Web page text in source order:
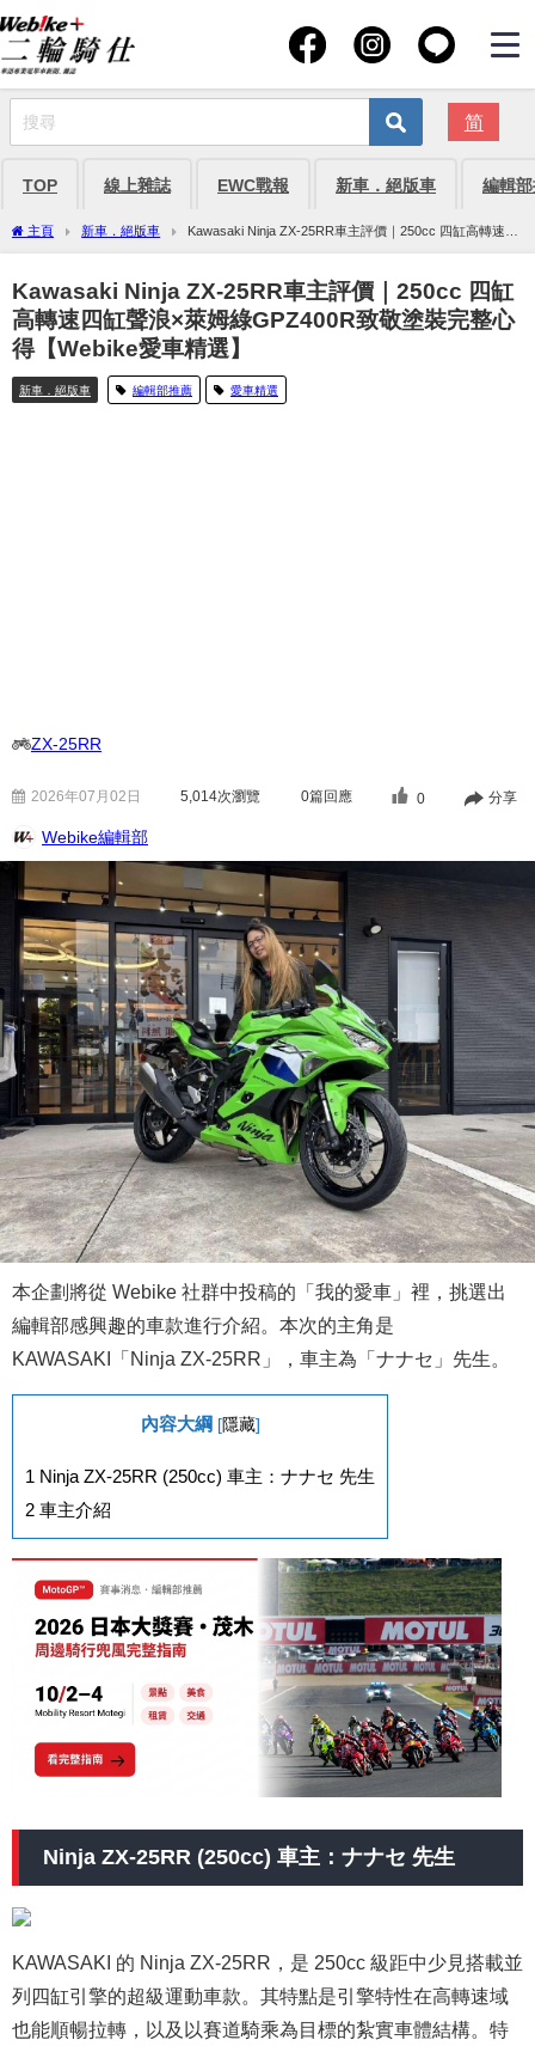
简
TOP 線上雜誌 EWC戰報 新車．絕版車 編輯
主頁 新車．絕版車
Kawasaki Ninja ZX-25RR車主評價｜250cc 四缸高轉速四
缸聲浪×萊姆綠GPZ400R致敬塗裝完整心得【Webike愛車精選】
Kawasaki Ninja ZX-25RR車主評價｜250cc 四缸
高轉速四缸聲浪×萊姆綠GPZ400R致敬塗裝完整心
得【Webike愛車精選】
新車．絕版車 編輯部推薦 愛車精選
ZX-25RR
2026年07月02日 5,014次瀏覽 0篇回應 0 分享
Webike編輯部
本企劃將從 Webike 社群中投稿的「我的愛車」裡，挑選出
編輯部感興趣的車款進行介紹。本次的主角是
KAWASAKI「Ninja ZX-25RR」，車主為「ナナセ」先生。
內容大綱 [隱藏]
1 Ninja ZX-25RR (250cc) 車主：ナナセ 先生
2 車主介紹
Ninja ZX-25RR (250cc) 車主：ナナセ 先生
KAWASAKI 的 Ninja ZX-25RR，是 250cc 級距中少見搭載並
列四缸引擎的超級運動車款。其特點是引擎特性在高轉速域
也能順暢拉轉，以及以賽道騎乘為目標的紮實車體結構。特